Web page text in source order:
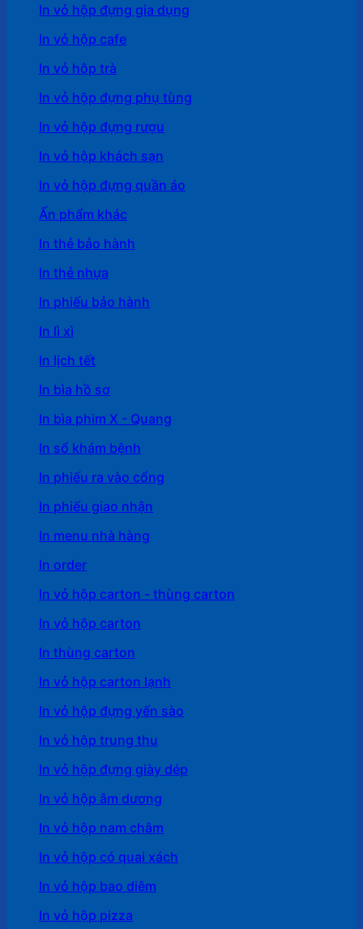
In vỏ hộp đựng gia dụng
In vỏ hộp cafe
In vỏ hôp trà
In vỏ hộp đựng phụ tùng
In vỏ hộp đựng rượu
In vỏ hộp khách sạn
In vỏ hộp đựng quần áo
Ấn phẩm khác
In thẻ bảo hành
In thẻ nhựa
In phiếu bảo hành
In lì xì
In lịch tết
In bìa hồ sơ
In bìa phim X - Quang
In sổ khám bệnh
In phiếu ra vào cổng
In phiếu giao nhận
In menu nhà hàng
In order
In vỏ hộp carton - thùng carton
In vỏ hộp carton
In thùng carton
In vỏ hộp carton lạnh
In vỏ hộp đựng yến sào
In vỏ hộp trung thu
In vỏ hộp đựng giày dép
In vỏ hộp âm dương
In vỏ hộp nam châm
In vỏ hộp có quai xách
In vỏ hộp bao diêm
In vỏ hộp pizza